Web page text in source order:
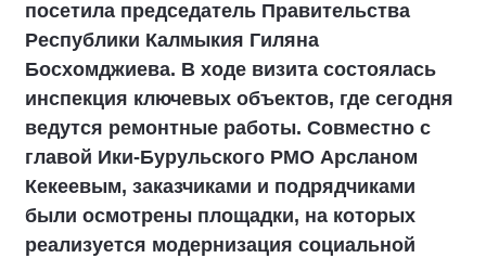
посетила председатель Правительства
Республики Калмыкия Гиляна
Босхомджиева. В ходе визита состоялась
инспекция ключевых объектов, где сегодня
ведутся ремонтные работы. Совместно с
главой Ики‑Бурульского РМО Арсланом
Кекеевым, заказчиками и подрядчиками
были осмотрены площадки, на которых
реализуется модернизация социальной